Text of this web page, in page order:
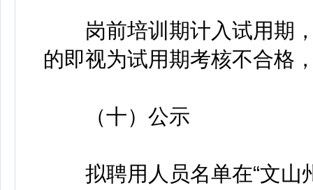
岗前培训期计入试用期，
的即视为试用期考核不合格
（十）公示
拟聘用人员名单在“文山州